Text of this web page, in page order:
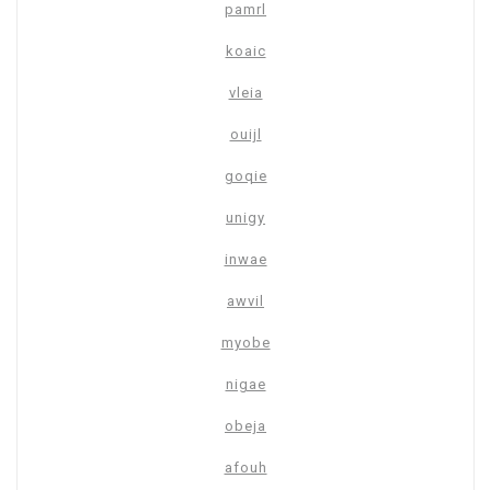
pamrl
koaic
vleia
ouijl
goqie
unigy
inwae
awvil
myobe
nigae
obeja
afouh